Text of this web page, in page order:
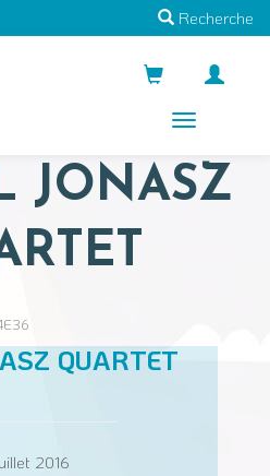
Recherche
Menus
JONASZ
QUARTET
2016